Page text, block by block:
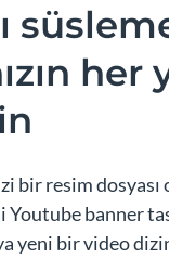
her
bir resim
Youtube banner
yeni bir video